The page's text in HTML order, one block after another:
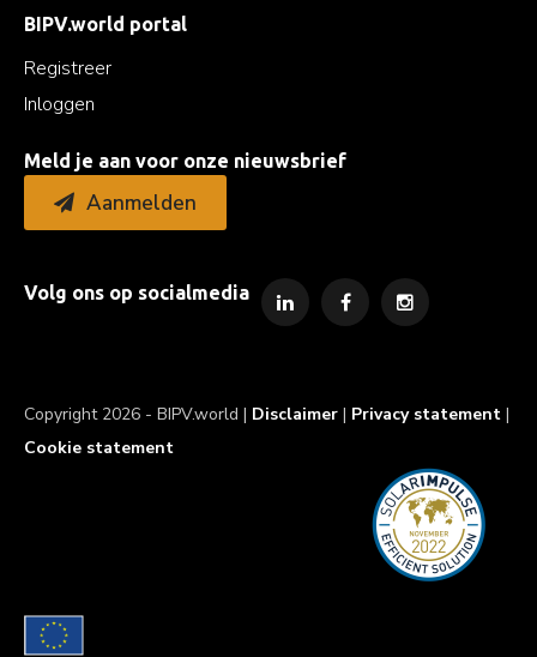
BIPV.world portal
Registreer
Inloggen
Meld je aan voor onze nieuwsbrief
Aanmelden
Volg ons op socialmedia
Copyright 2026 - BIPV.world | Disclaimer | Privacy statement |
Cookie statement